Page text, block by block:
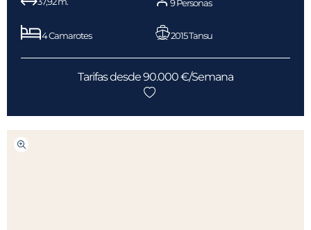
9 Personas
4 Camarotes 2015 Tansu
Tarifas desde 90.000 €/Semana